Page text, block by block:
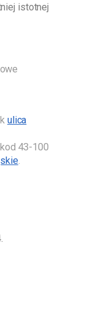
istotnej
ulica
kod 43-100
.
.